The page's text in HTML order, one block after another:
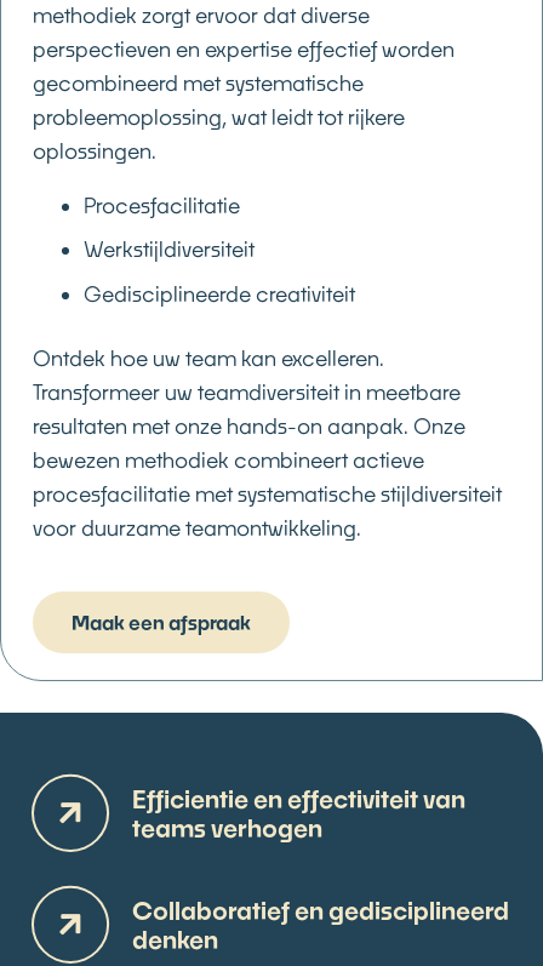
methodiek zorgt ervoor dat diverse
perspectieven en expertise effectief worden
gecombineerd met systematische
probleemoplossing, wat leidt tot rijkere
oplossingen.
Procesfacilitatie
Werkstijldiversiteit
Gedisciplineerde creativiteit
Ontdek hoe uw team kan excelleren.
Transformeer uw teamdiversiteit in meetbare
resultaten met onze hands-on aanpak. Onze
bewezen methodiek combineert actieve
procesfacilitatie met systematische stijldiversiteit
voor duurzame teamontwikkeling.
Maak een afspraak
Efficientie en effectiviteit van
teams verhogen
Collaboratief en gedisciplineerd
denken